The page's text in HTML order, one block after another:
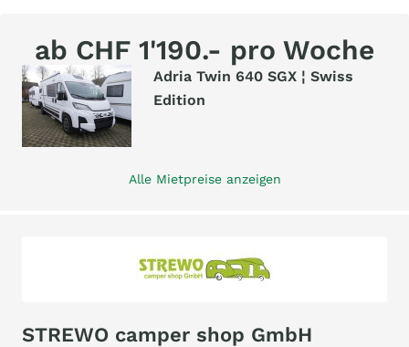
ab CHF 1'190.- pro Woche
Adria Twin 640 SGX ¦ Swiss
Edition
Alle Mietpreise anzeigen
STREWO camper shop GmbH